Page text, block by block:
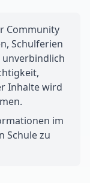
Community
Schulferien
unverbindlich
Inhalte wird
im
Schule zu